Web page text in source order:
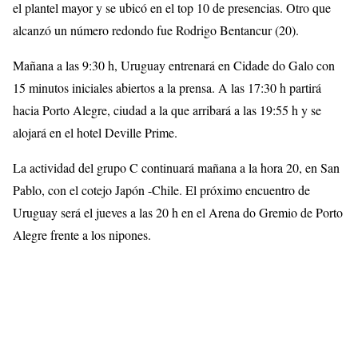
el plantel mayor y se ubicó en el top 10 de presencias. Otro que
alcanzó un número redondo fue Rodrigo Bentancur (20).
Mañana a las 9:30 h, Uruguay entrenará en Cidade do Galo con
15 minutos iniciales abiertos a la prensa. A las 17:30 h partirá
hacia Porto Alegre, ciudad a la que arribará a las 19:55 h y se
alojará en el hotel Deville Prime.
La actividad del grupo C continuará mañana a la hora 20, en San
Pablo, con el cotejo Japón -Chile. El próximo encuentro de
Uruguay será el jueves a las 20 h en el Arena do Gremio de Porto
Alegre frente a los nipones.